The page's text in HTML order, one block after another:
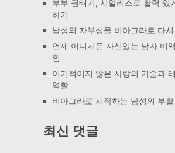
부부 권태기, 시알리스로 활력 있
하기
남성의 자부심을 비아그라로 다
언제 어디서든 자신있는 남자 비
힘
이기적이지 않은 사랑의 기술과
역할
비아그라로 시작하는 남성의 부활
최신 댓글